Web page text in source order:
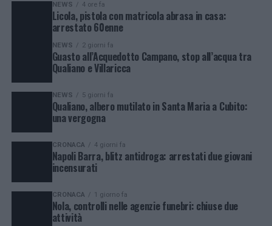
NEWS 4 ore fa
Licola, pistola con matricola abrasa in casa:
arrestato 60enne
NEWS 2 giorni fa
Guasto all’Acquedotto Campano, stop all’acqua tra
Qualiano e Villaricca
NEWS 5 giorni fa
Qualiano, albero mutilato in Santa Maria a Cubito:
una vergogna
CRONACA 4 giorni fa
Napoli Barra, blitz antidroga: arrestati due giovani
incensurati
CRONACA 1 giorno fa
Nola, controlli nelle agenzie funebri: chiuse due
attività